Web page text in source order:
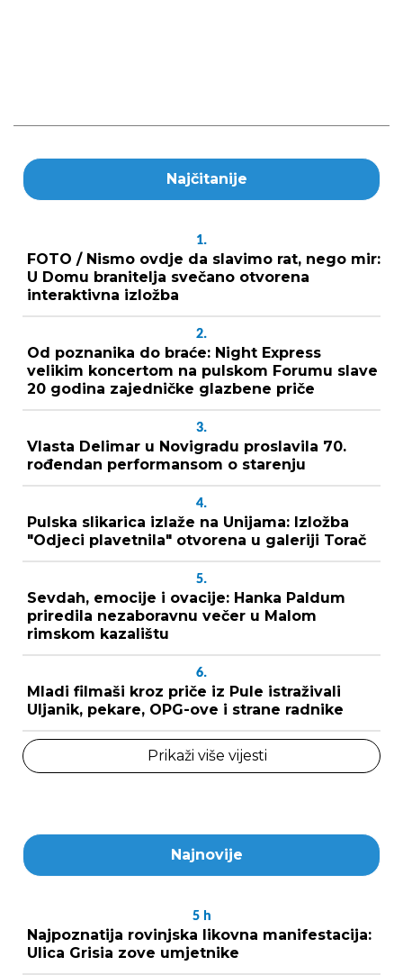
Najčitanije
1.
FOTO / Nismo ovdje da slavimo rat, nego mir:
U Domu branitelja svečano otvorena
interaktivna izložba
2.
Od poznanika do braće: Night Express
velikim koncertom na pulskom Forumu slave
20 godina zajedničke glazbene priče
3.
Vlasta Delimar u Novigradu proslavila 70.
rođendan performansom o starenju
4.
Pulska slikarica izlaže na Unijama: Izložba
"Odjeci plavetnila" otvorena u galeriji Torač
5.
Sevdah, emocije i ovacije: Hanka Paldum
priredila nezaboravnu večer u Malom
rimskom kazalištu
6.
Mladi filmaši kroz priče iz Pule istraživali
Uljanik, pekare, OPG-ove i strane radnike
Prikaži više vijesti
Najnovije
5 h
Najpoznatija rovinjska likovna manifestacija:
Ulica Grisia zove umjetnike